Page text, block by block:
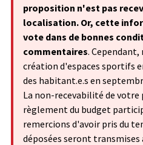
proposition n'est pas
localisation. Or, cette
vote dans de bonnes
commentaires.
création d'espaces sportifs
des habitant.e.s en
La non-recevabilité de votre
règlement du budget
remercions d'avoir pris du
déposées seront